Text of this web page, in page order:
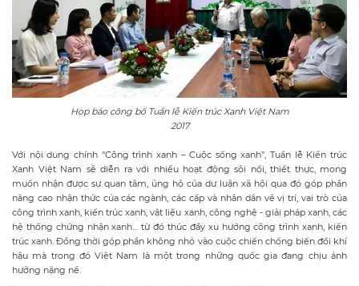
Họp báo công bố Tuần lễ Kiến trúc Xanh Việt Nam
2017
Với nội dung chính “Công trình xanh – Cuộc sống xanh”, Tuần lễ Kiến trúc
Xanh Việt Nam sẽ diễn ra với nhiều hoạt động sôi nổi, thiết thực, mong
muốn nhận được sự quan tâm, ủng hộ của dư luận xã hội qua đó góp phần
nâng cao nhận thức của các ngành, các cấp và nhân dân về vị trí, vai trò của
công trình xanh, kiến trúc xanh, vật liệu xanh, công nghệ - giải pháp xanh, các
hệ thống chứng nhận xanh… từ đó thúc đẩy xu hướng công trình xanh, kiến
trúc xanh. Đồng thời góp phần không nhỏ vào cuộc chiến chống biến đổi khí
hậu mà trong đó Việt Nam là một trong những quốc gia đang chịu ảnh
hưởng nặng nề.